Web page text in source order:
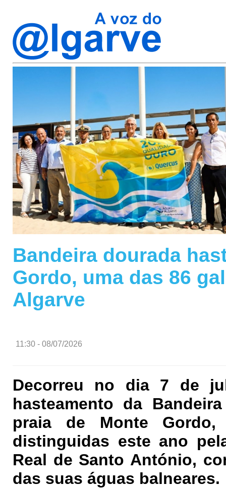
Bandeira dourada
Gordo, uma das 86
Algarve
11:30 - 08/07/2026
Decorreu no dia 7 de
hasteamento da
praia de Monte
distinguidas este ano
Real de Santo António,
das suas águas balneares.